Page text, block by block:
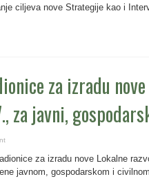
ciljeva nove Strategije kao i
za izradu
za javni,
za izradu nove Lokalne
javnom, gospodarskom i